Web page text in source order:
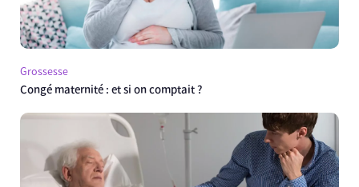
Grossesse
Congé maternité : et si on comptait ?